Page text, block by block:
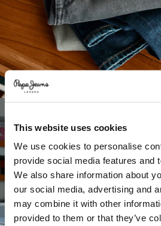
This website uses cookies
We use cookies to personalise
provide social media features and
We also share information about
our social media, advertising and
may combine it with other
provided to them or that they’ve